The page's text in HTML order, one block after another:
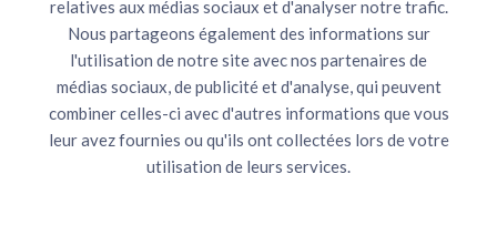
relatives aux médias sociaux et d'analyser notre trafic.
Nous partageons également des informations sur
l'utilisation de notre site avec nos partenaires de
médias sociaux, de publicité et d'analyse, qui peuvent
combiner celles-ci avec d'autres informations que vous
leur avez fournies ou qu'ils ont collectées lors de votre
utilisation de leurs services.
Intellectuelle et, plus généralement, des traités et
accords internationaux comportant des dispositions
relatives à la protection des droits d'auteurs, vous
vous interdirez de reproduire pour un usage autre que
privé mais aussi de vendre, distribuer, émettre,
diffuser, adapter, modifier, publier, communiquer
intégralement ou partiellement, sous quelque forme
que ce soit, les données, la présentation ou
l'organisation du site sans l'autorisation écrite